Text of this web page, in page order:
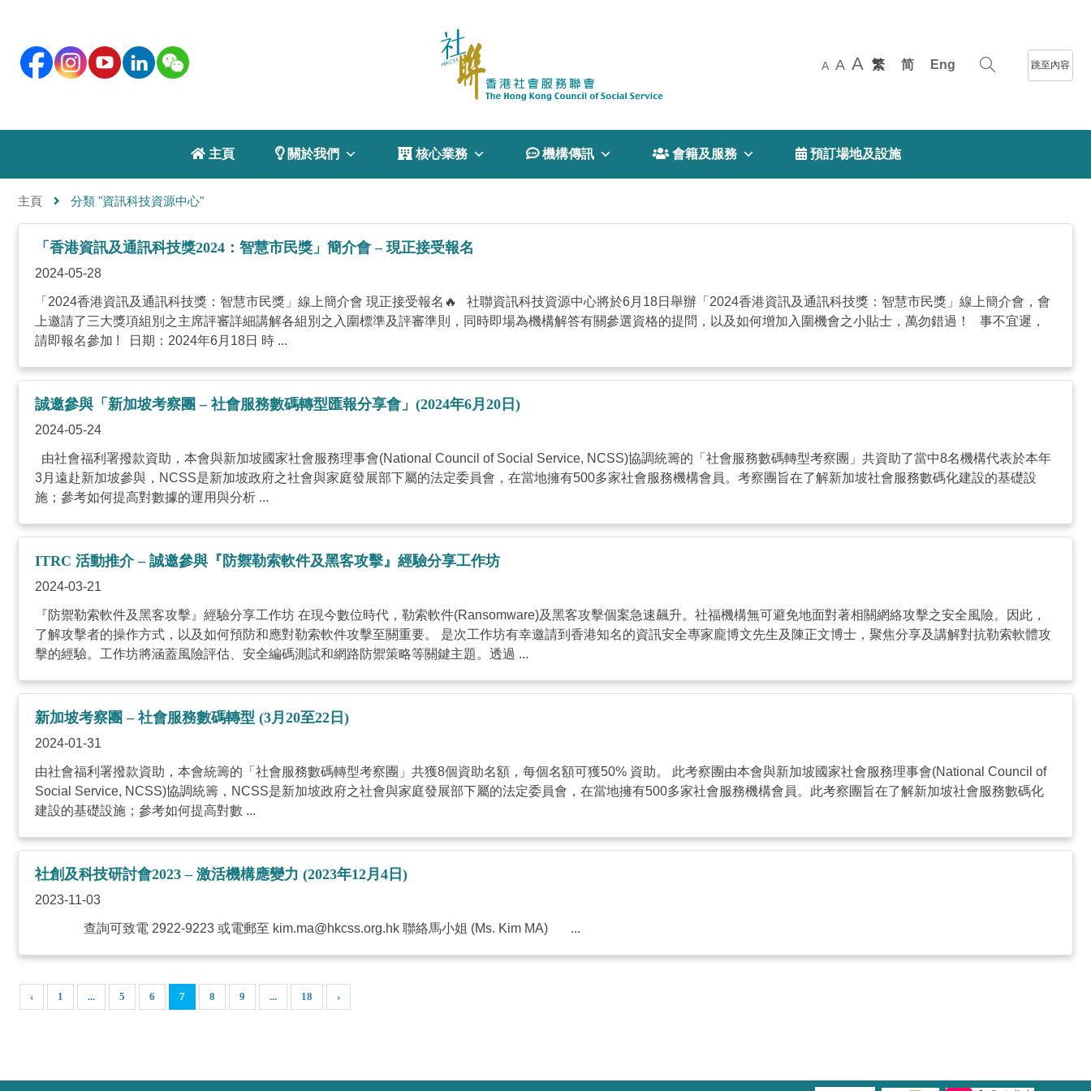
A A A 繁 简 Eng 跳至內容
 主頁  關於我們  核心業務  機構傳訊  會籍及服務  預訂場地及設施
主頁 分類 "資訊科技資源中心"
「香港資訊及通訊科技獎2024：智慧市民獎」簡介會 – 現正接受報名
2024-05-28
「2024香港資訊及通訊科技獎：智慧市民獎」線上簡介會️‍ 現正接受報名🔥️‍️‍ 社聯資訊科技資源中心將於6月18日舉辦「2024香港資訊及通訊科技獎：智慧市民獎」線上簡介會️‍，會
上邀請了三大獎項組別之主席評審詳細講解各組別之入圍標準及評審準則，同時即場為機構解答有關參選資格的提問，以及如何增加入圍機會之小貼士，萬勿錯過！ 事不宜遲，
請即報名參加 ! 日期：2024年6月18日 時 ...
誠邀參與「新加坡考察團 – 社會服務數碼轉型匯報分享會」(2024年6月20日)
2024-05-24
由社會福利署撥款資助，本會與新加坡國家社會服務理事會(National Council of Social Service, NCSS)協調統籌的「社會服務數碼轉型考察團」共資助了當中8名機構代表於本年
3月遠赴新加坡參與，NCSS是新加坡政府之社會與家庭發展部下屬的法定委員會，在當地擁有500多家社會服務機構會員。考察團旨在了解新加坡社會服務數碼化建設的基礎設
施；參考如何提高對數據的運用與分析 ...
ITRC 活動推介 – 誠邀參與『防禦勒索軟件及黑客攻擊』經驗分享工作坊
2024-03-21
『防禦勒索軟件及黑客攻擊』經驗分享工作坊 在現今數位時代，勒索軟件(Ransomware)及黑客攻擊個案急速飆升。社福機構無可避免地面對著相關網絡攻擊之安全風險。因此，
了解攻擊者的操作方式，以及如何預防和應對勒索軟件攻擊至關重要。 是次工作坊有幸邀請到香港知名的資訊安全專家龐博文先生及陳正文博士，聚焦分享及講解對抗勒索軟體攻
擊的經驗。工作坊將涵蓋風險評估、安全編碼測試和網路防禦策略等關鍵主題。透過 ...
新加坡考察團 – 社會服務數碼轉型 (3月20至22日)
2024-01-31
由社會福利署撥款資助，本會統籌的「社會服務數碼轉型考察團」共獲8個資助名額，每個名額可獲50% 資助。 此考察團由本會與新加坡國家社會服務理事會(National Council of
Social Service, NCSS)協調統籌，NCSS是新加坡政府之社會與家庭發展部下屬的法定委員會，在當地擁有500多家社會服務機構會員。此考察團旨在了解新加坡社會服務數碼化
建設的基礎設施；參考如何提高對數 ...
社創及科技研討會2023 – 激活機構應變力 (2023年12月4日)
2023-11-03
查詢可致電 2922-9223 或電郵至 kim.ma@hkcss.org.hk 聯絡馬小姐 (Ms. Kim MA) ...
‹ 1 ... 5 6 7 8 9 ... 18 ›